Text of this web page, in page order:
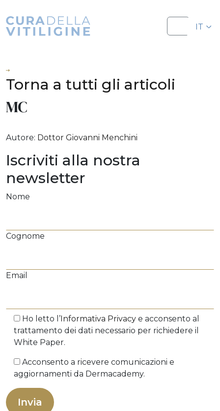
Menu
IT
Torna a tutti gli articoli
MC
Autore: Dottor Giovanni Menchini
Iscriviti alla nostra
newsletter
Nome
Cognome
Email
Ho letto l’Informativa Privacy e acconsento al
trattamento dei dati necessario per richiedere il
White Paper.
Acconsento a ricevere comunicazioni e
aggiornamenti da Dermacademy.